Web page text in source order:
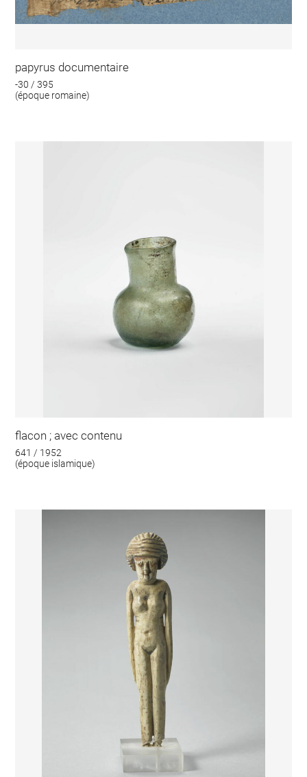
papyrus documentaire
-30 / 395
(époque romaine)
flacon ; avec contenu
641 / 1952
(époque islamique)